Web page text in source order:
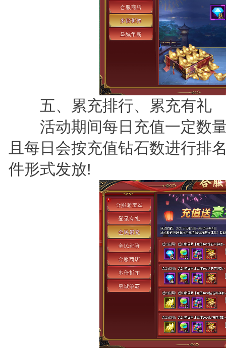
五、累充排行、累充有礼
活动期间每日充值一定数量
且每日会按充值钻石数进行排
件形式发放!